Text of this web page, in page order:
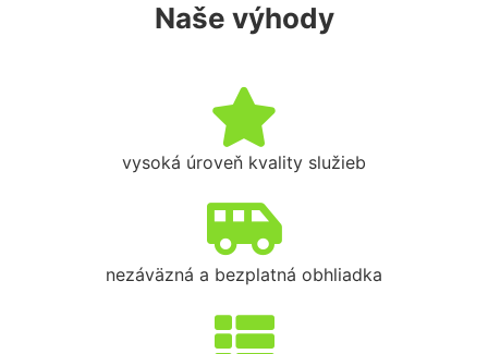
Naše výhody
vysoká úroveň kvality služieb
nezáväzná a bezplatná obhliadka